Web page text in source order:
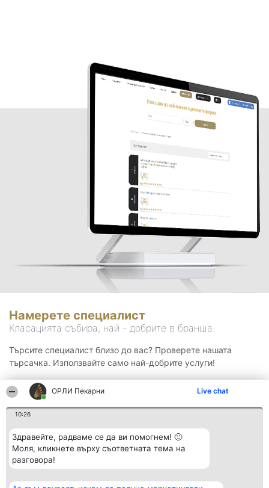
ОРЛИ Пекарни Live chat
10:26
Здравейте, радваме се да ви помогнем! 🙂
Моля, кликнете върху съответната тема на
разговора!
Намерете специалист
Класацията събира, най - добрите в бранша.
Търсите специалист близо до вас? Проверете нашата
търсачка. Използвайте само най-добрите услуги!